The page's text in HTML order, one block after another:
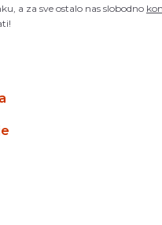
a za sve ostalo nas slobodno